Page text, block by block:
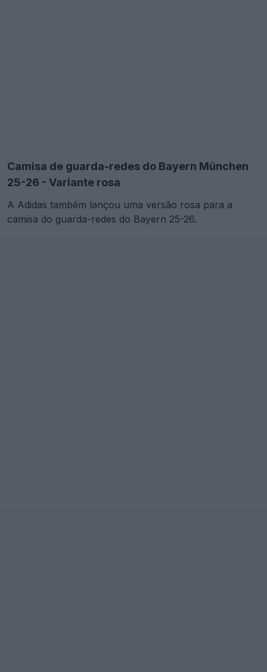
Camisa de guarda-redes do Bayern München
25-26 - Variante rosa
A Adidas também lançou uma versão rosa para a
camisa do guarda-redes do Bayern 25-26.